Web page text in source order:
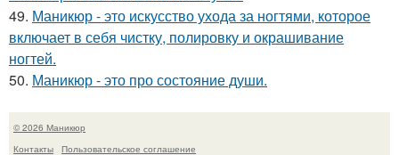
49. Маникюр - это искусство ухода за ногтями, которое
включает в себя чистку, полировку и окрашивание
ногтей.
50. Маникюр - это про состояние души.
© 2026 Маникюр
Контакты
Пользовательское соглашение